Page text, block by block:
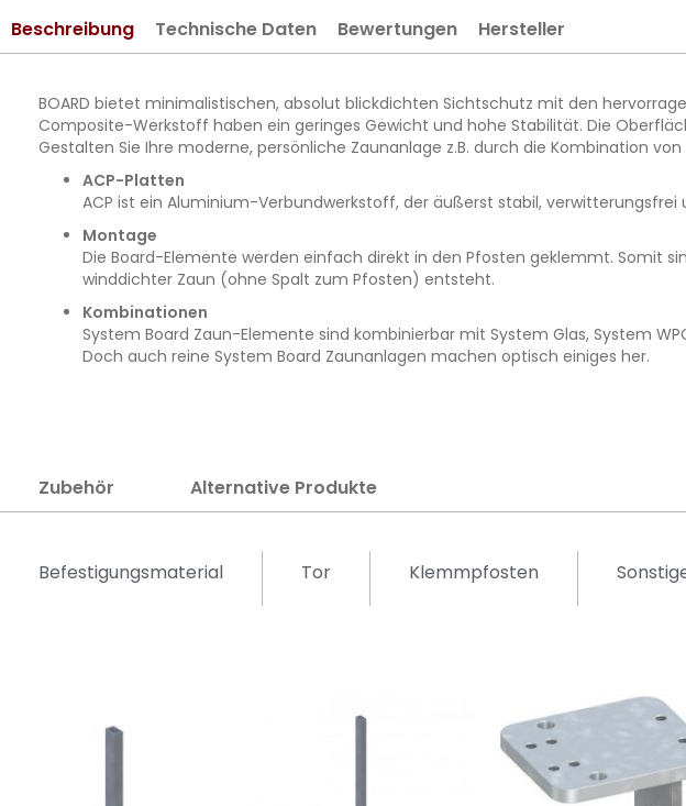
Bildergalerie
springen
Beschreibung
BOARD bietet minimalistischen, absolut blickdichten Sichtschutz mit den
Composite-Werkstoff haben ein geringes Gewicht und hohe Stabilität. Die
Gestalten Sie Ihre moderne, persönliche Zaunanlage z.B. durch die Kombination von
ACP-Platten
ACP ist ein Aluminium-Verbundwerkstoff, der äußerst stabil,
Montage
Die Board-Elemente werden einfach direkt in den Pfosten geklemmt. Somit
winddichter Zaun (ohne Spalt zum Pfosten) entsteht.
Kombinationen
System Board Zaun-Elemente sind kombinierbar mit System Glas, System
Doch auch reine System Board Zaunanlagen machen optisch einiges her.
Technische Daten Bewertungen Hersteller
Zubehör
Befestigungsmaterial Tor Klemmpfosten
Alternative Produkte